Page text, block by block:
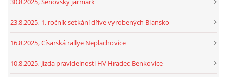
23.8.2025, 1. ročník setkání dříve vyrobených Blansko
16.8.2025, Císarská rallye Neplachovice
10.8.2025, Jízda pravidelnosti HV Hradec-Benkovice